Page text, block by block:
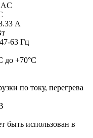
A
63 Гц
до +70°C
по току, перегрева
быть использован в